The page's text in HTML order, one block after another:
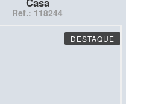
Ref.: 118244
DESTAQUE